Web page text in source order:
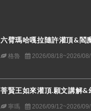
六臂瑪哈嘎拉隨許灌頂&閻
格魯 2026/08/18~2026/
菩賢王如來灌頂.願文講解&
寧瑪 2026/09/12~2026/